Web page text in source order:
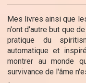
Mes livres ainsi que
n'ont d'autre but que
pratique du
automatique et
montrer au monde
survivance de l'âme